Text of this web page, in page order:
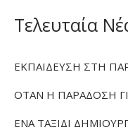
Τελευταία
ΕΚΠΑΙΔΕΥΣΗ ΣΤΗ
ΟΤΑΝ Η ΠΑΡΑΔΟΣΗ
ΕΝΑ ΤΑΞΙΔΙ